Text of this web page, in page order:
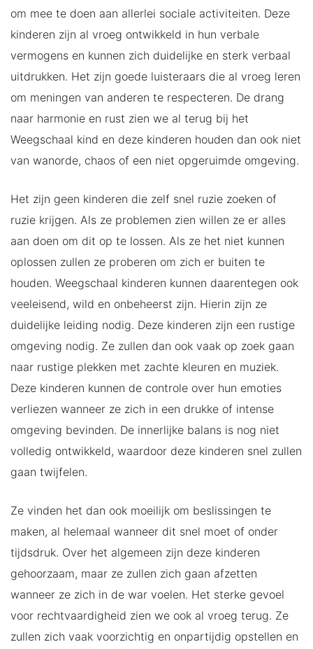
om mee te doen aan allerlei sociale activiteiten. Deze
kinderen zijn al vroeg ontwikkeld in hun verbale
vermogens en kunnen zich duidelijke en sterk verbaal
uitdrukken. Het zijn goede luisteraars die al vroeg leren
om meningen van anderen te respecteren. De drang
naar harmonie en rust zien we al terug bij het
Weegschaal kind en deze kinderen houden dan ook niet
van wanorde, chaos of een niet opgeruimde omgeving.
Het zijn geen kinderen die zelf snel ruzie zoeken of
ruzie krijgen. Als ze problemen zien willen ze er alles
aan doen om dit op te lossen. Als ze het niet kunnen
oplossen zullen ze proberen om zich er buiten te
houden. Weegschaal kinderen kunnen daarentegen ook
veeleisend, wild en onbeheerst zijn. Hierin zijn ze
duidelijke leiding nodig. Deze kinderen zijn een rustige
omgeving nodig. Ze zullen dan ook vaak op zoek gaan
naar rustige plekken met zachte kleuren en muziek.
Deze kinderen kunnen de controle over hun emoties
verliezen wanneer ze zich in een drukke of intense
omgeving bevinden. De innerlijke balans is nog niet
volledig ontwikkeld, waardoor deze kinderen snel zullen
gaan twijfelen.
Ze vinden het dan ook moeilijk om beslissingen te
maken, al helemaal wanneer dit snel moet of onder
tijdsdruk. Over het algemeen zijn deze kinderen
gehoorzaam, maar ze zullen zich gaan afzetten
wanneer ze zich in de war voelen. Het sterke gevoel
voor rechtvaardigheid zien we ook al vroeg terug. Ze
zullen zich vaak voorzichtig en onpartijdig opstellen en